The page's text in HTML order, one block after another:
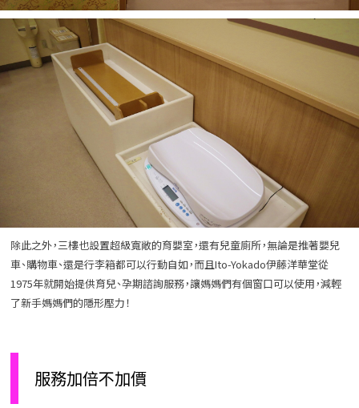
除此之外，三樓也設置超級寬敞的育嬰室，還有兒童廁所，無論是推著嬰兒
車、購物車、還是行李箱都可以行動自如，而且Ito-Yokado伊藤洋華堂從
1975年就開始提供育兒、孕期諮詢服務，讓媽媽們有個窗口可以使用，減輕
了新手媽媽們的隱形壓力！
服務加倍不加價